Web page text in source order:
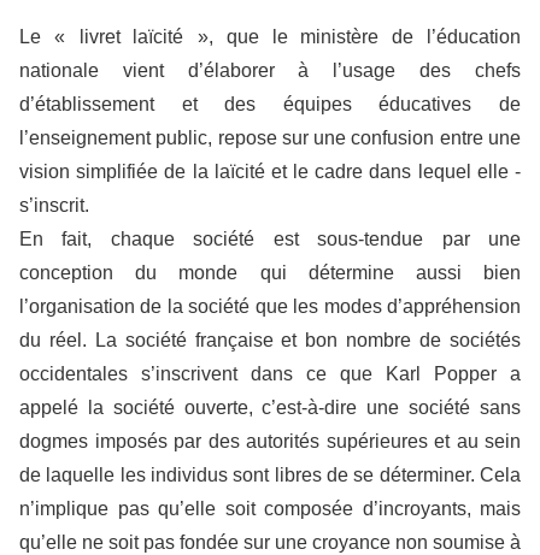
Le « livret laïcité », que le ministère de l’éducation
nationale vient d’élaborer à l’usage des chefs
d’établissement et des équipes éducatives de
l’enseignement public, repose sur une confusion entre une
vision simplifiée de la laïcité et le cadre dans lequel elle ­
s’inscrit.
En fait, chaque société est sous-tendue par une
conception du monde qui détermine aussi bien
l’organisation de la société que les modes d’appréhension
du réel. La société française et bon nombre de sociétés
occidentales s’inscrivent dans ce que Karl Popper a
appelé la société ouverte, c’est-à-dire une société sans
dogmes imposés par des autorités supérieures et au sein
de laquelle les individus sont libres de se déterminer. Cela
n’implique pas qu’elle soit composée d’incroyants, mais
qu’elle ne soit pas fondée sur une croyance non soumise à